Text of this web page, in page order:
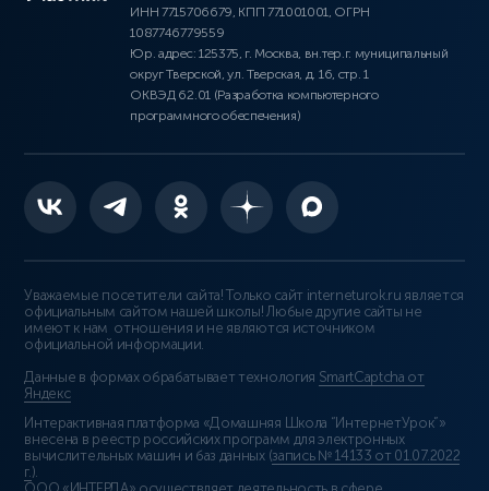
ИНН 7715706679, КПП 771001001, ОГРН
1087746779559
Юр. адрес: 125375, г. Москва, вн.тер.г. муниципальный
округ Тверской, ул. Тверская, д. 16, стр. 1
ОКВЭД 62.01 (Разработка компьютерного
программного обеспечения)
Уважаемые посетители сайта! Только сайт interneturok.ru является
официальным сайтом нашей школы! Любые другие сайты не
имеют к нам отношения и не являются источником
официальной информации.
Данные в формах обрабатывает технология SmartCaptcha от
Яндекс
Интерактивная платформа «Домашняя Школа “ИнтернетУрок”»
внесена в реестр российских программ для электронных
вычислительных машин и баз данных (запись № 14133 от 01.07.2022
г. ).